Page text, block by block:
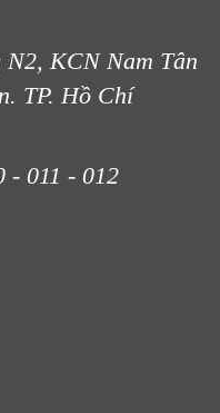
KCN Nam Tân
TP. Hồ Chí
- 011 - 012